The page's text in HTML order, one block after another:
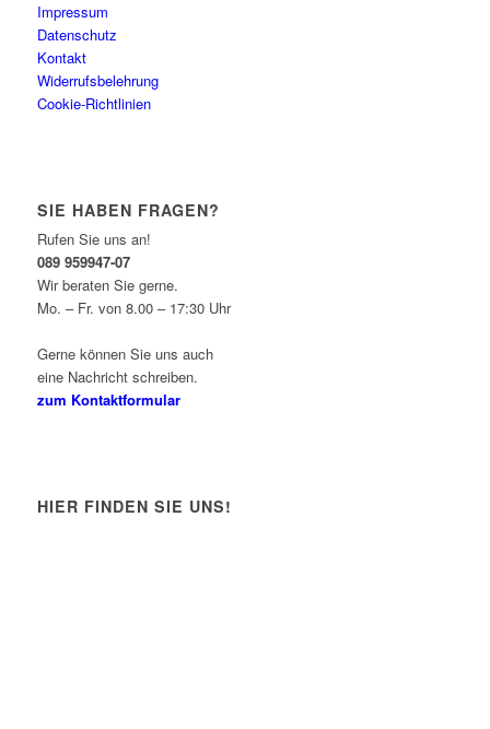
Impressum
Datenschutz
Kontakt
Widerrufsbelehrung
Cookie-Richtlinien
SIE HABEN FRAGEN?
Rufen Sie uns an!
089 959947-07
Wir beraten Sie gerne.
Mo. – Fr. von 8.00 – 17:30 Uhr
Gerne können Sie uns auch
eine Nachricht schreiben.
zum Kontaktformular
HIER FINDEN SIE UNS!